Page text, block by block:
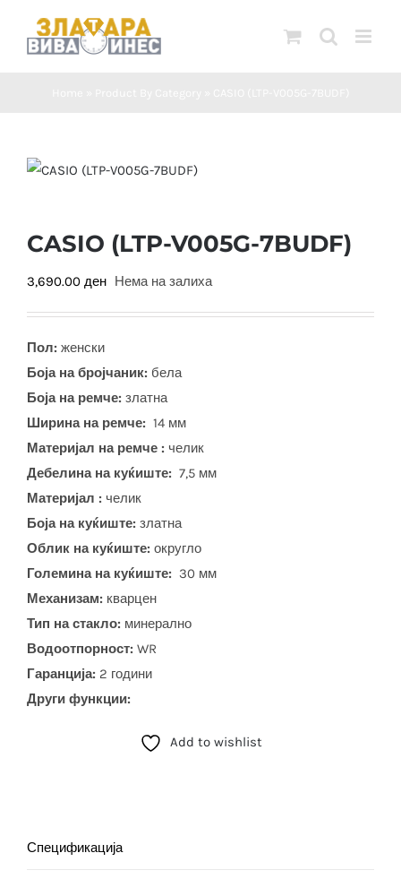
CASIO (LTP-V005G-7BUDF)
3,690.00 ден Нема на залиха
Пол: женски
Боја на бројчаник: бела
Боја на ремче: златна
Ширина на ремче: 14 мм
Материјал на ремче : челик
Дебелина на куќиште: 7,5 мм
Материјал : челик
Боја на куќиште: златна
Облик на куќиште: округло
Големина на куќиште: 30 мм
Механизам: кварцен
Тип на стакло: минерално
Водоотпорност: WR
Гаранција: 2 години
Други функции:
Add to wishlist
Спецификација